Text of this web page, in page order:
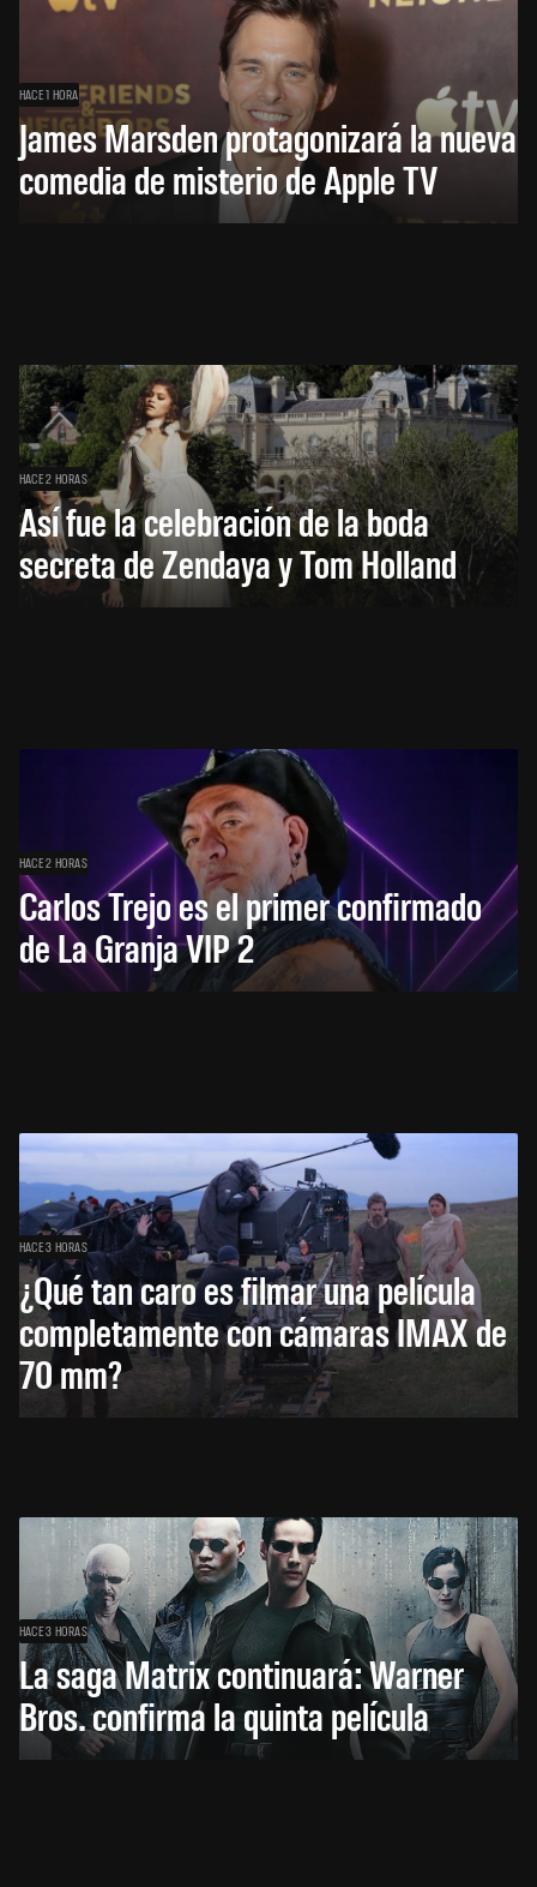
HACE 1 HORA
James Marsden protagonizará la nueva
comedia de misterio de Apple TV
HACE 2 HORAS
Así fue la celebración de la boda
secreta de Zendaya y Tom Holland
HACE 2 HORAS
Carlos Trejo es el primer confirmado
de La Granja VIP 2
HACE 3 HORAS
¿Qué tan caro es filmar una película
completamente con cámaras IMAX de
70 mm?
HACE 3 HORAS
La saga Matrix continuará: Warner
Bros. confirma la quinta película